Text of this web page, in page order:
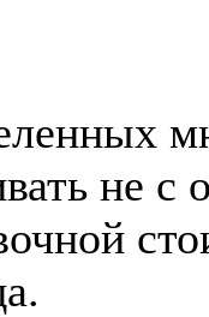
не с